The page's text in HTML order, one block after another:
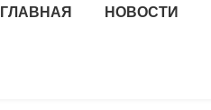
ГЛАВНАЯ НОВОСТИ